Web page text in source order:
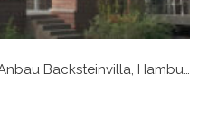
Kernsanierung, Um- und Anbau Backsteinvilla, Hamburg Groß-Flottbek